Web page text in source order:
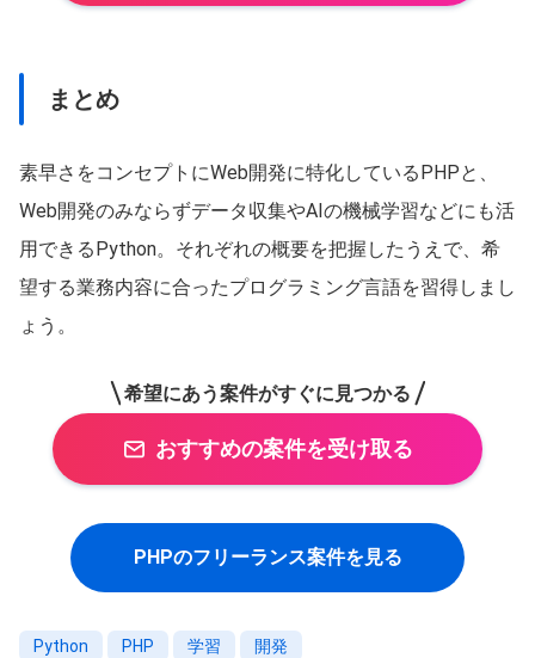
まとめ
素早さをコンセプトにWeb開発に特化しているPHPと、
Web開発のみならずデータ収集やAIの機械学習などにも活
用できるPython。それぞれの概要を把握したうえで、希
望する業務内容に合ったプログラミング言語を習得しまし
ょう。
希望にあう案件がすぐに見つかる
おすすめの案件を受け取る
PHPのフリーランス案件を見る
Python PHP 学習 開発